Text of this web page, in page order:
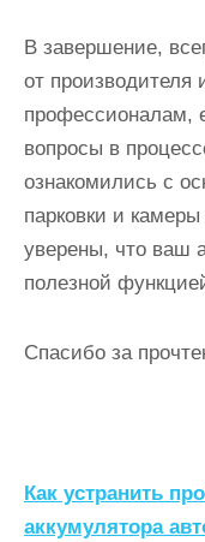
В завершение,
от производителя
профессионалам,
вопросы в
ознакомились с
парковки и
уверены, что ваш
полезной
Спасибо за
Н
Как устранить
аккумулятора